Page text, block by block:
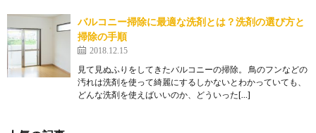
バルコニー掃除に最適な洗剤とは？洗剤の選び方と
掃除の手順
2018.12.15
見て見ぬふりをしてきたバルコニーの掃除。 鳥のフンなどの
汚れは洗剤を使って綺麗にするしかないとわかっていても、
どんな洗剤を使えばいいのか、どういった[…]